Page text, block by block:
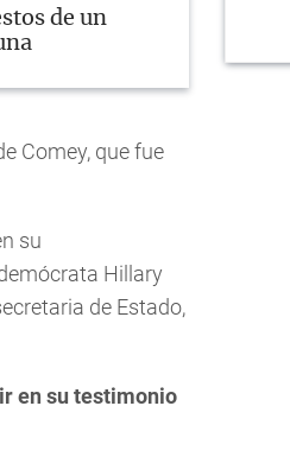
de un
Comey, que fue
su
Hillary
de Estado,
en su testimonio